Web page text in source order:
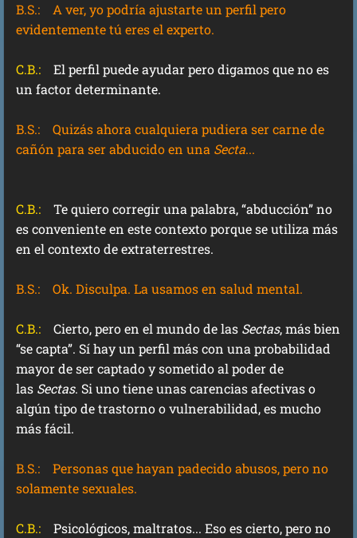
B.S.: A ver, yo podría ajustarte un perfil pero
evidentemente tú eres el experto.
C.B.: El perfil puede ayudar pero digamos que no es
un factor determinante.
B.S.:
Quizás ahora cualquiera pudiera ser carne de
cañón para ser abducido en una Secta...
C.B.: Te quiero corregir una palabra, “abducción” no
es conveniente en este contexto porque se utiliza más
en el contexto de extraterrestres.
B.S.: Ok. Disculpa. La usamos en salud mental.
C.B.: Cierto, pero en el mundo de las Sectas, más bien
“se capta”. Sí hay un perfil más con una probabilidad
mayor de ser captado y sometido al poder de
las Sectas. Si uno tiene unas carencias afectivas o
algún tipo de trastorno o vulnerabilidad, es mucho
más fácil.
B.S.:
Personas que hayan padecido abusos, pero no
solamente sexuales.
C.B.:
Psicológicos, maltratos... Eso es cierto, pero no